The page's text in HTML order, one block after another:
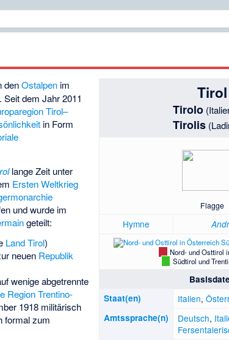
Tirol
Tirolo
Tirolis
Flagge
Hymne
Nord- und Osttirol
Südtirol und
Staat(en)
Italien,
Amtssprache(n) Deutsch,
denOstalpen im
. Seit dem Jahr 2011
Tirol–
in Form
lange Zeit unter
Ersten Weltkrieg
und wurde im
geteilt:
Land Tirol)
neuen Republik
wenige abgetrennte
Region Trentino-
1918 militärisch
formal zum